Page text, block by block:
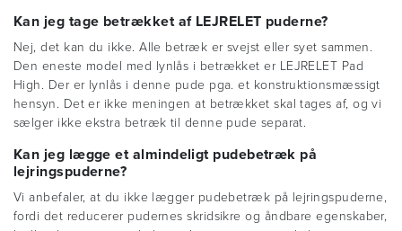
Kan jeg tage betrækket af LEJRELET puderne?
Nej, det kan du ikke. Alle betræk er svejst eller syet sammen.
Den eneste model med lynlås i betrækket er LEJRELET Pad
High. Der er lynlås i denne pude pga. et konstruktionsmæssigt
hensyn. Det er ikke meningen at betrækket skal tages af, og vi
sælger ikke ekstra betræk til denne pude separat.
Kan jeg lægge et almindeligt pudebetræk på
lejringspuderne?
Vi anbefaler, at du ikke lægger pudebetræk på lejringspuderne,
fordi det reducerer pudernes skridsikre og åndbare egenskaber,